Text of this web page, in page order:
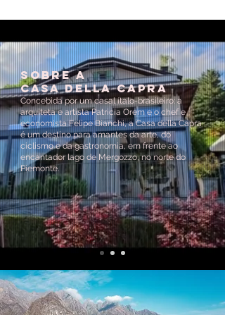
sobre a
casa della capra
Concebida por um casal ítalo-brasileiro: a
arquiteta e artista Patricia Orem e o chef e
economista Felipe Bianchi, a Casa della Capra
é um destino para amantes da arte, do
ciclismo e da gastronomia, em frente ao
encantador lago de Mergozzo, no norte do
Piemonte.